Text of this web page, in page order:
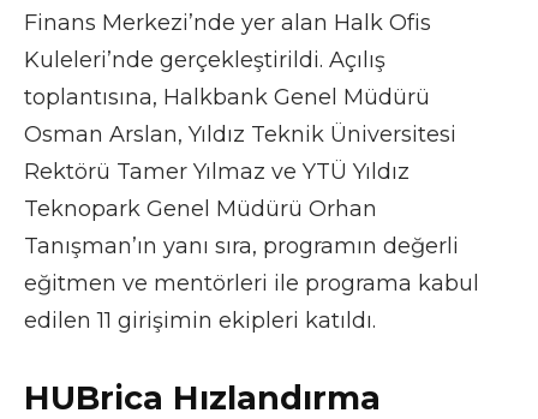
Finans Merkezi’nde yer alan Halk Ofis
Kuleleri’nde gerçekleştirildi. Açılış
toplantısına, Halkbank Genel Müdürü
Osman Arslan, Yıldız Teknik Üniversitesi
Rektörü Tamer Yılmaz ve YTÜ Yıldız
Teknopark Genel Müdürü Orhan
Tanışman’ın yanı sıra, programın değerli
eğitmen ve mentörleri ile programa kabul
edilen 11 girişimin ekipleri katıldı.
HUBrica Hızlandırma